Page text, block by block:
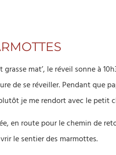
mat’, le réveil sonne à
de se réveiller. Pendant que
je me rendort avec le petit
en route pour le chemin de
le sentier des marmottes.